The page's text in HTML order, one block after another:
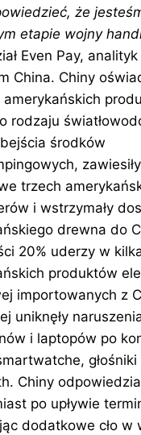
że
etapie wojny
Even Pay,
China. Chiny
rodzaju
środków
trzech
i wstrzymały
drewna do
20% uderzy w
produktów
importowanych z
uniknęły
i laptopów po
Chiny
po upływie
dodatkowe cło w